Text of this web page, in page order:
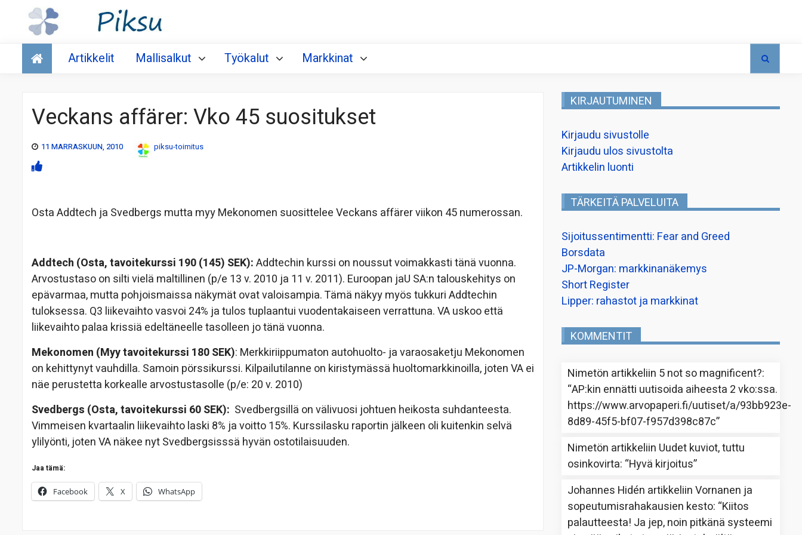
Talous
Artikkelit Mallisalkut Työkalut Markkinat
Veckans affärer: Vko 45 suositukset
11 MARRASKUUN, 2010 piksu-toimitus
Osta Addtech ja Svedbergs mutta myy Mekonomen suosittelee Veckans affärer viikon 45 numerossan.
Addtech (Osta, tavoitekurssi 190 (145) SEK):Addtechin kurssi on noussut voimakkasti tänä vuonna.
Arvostustaso on silti vielä maltillinen (p/e 13 v. 2010 ja 11 v. 2011). Euroopan jaU SA:n talouskehitys on
epävarmaa, mutta pohjoismaissa näkymät ovat valoisampia. Tämä näkyy myös tukkuri Addtechin
tuloksessa. Q3 liikevaihto vasvoi 24% ja tulos tuplaantui vuodentakaiseen verrattuna. VA uskoo että
liikevaihto palaa krissiä edeltäneelle tasolleen jo tänä vuonna.
Mekonomen (Myy tavoitekurssi 180 SEK): Merkkiriippumaton autohuolto- ja varaosaketju Mekonomen
on kehittynyt vauhdilla. Samoin pörssikurssi. Kilpailutilanne on kiristymässä huoltomarkkinoilla, joten VA ei
näe perustetta korkealle arvostustasolle (p/e: 20 v. 2010)
Svedbergs (Osta, tavoitekurssi 60 SEK): Svedbergsillä on välivuosi johtuen heikosta suhdanteesta.
Vimmeisen kvartaalin liikevaihto laski 8% ja voitto 15%. Kurssilasku raportin jälkeen oli kuitenkin selvä
ylilyönti, joten VA näkee nyt Svedbergsisssä hyvän ostotilaisuuden.
Jaa tämä:
Facebook X WhatsApp
KIRJAUTUMINEN
Kirjaudu sivustolle
Kirjaudu ulos sivustolta
Artikkelin luonti
TÄRKEITÄ PALVELUITA
Sijoitussentimentti: Fear and Greed
Borsdata
JP-Morgan: markkinanäkemys
Short Register
Lipper: rahastot ja markkinat
KOMMENTIT
Nimetön artikkeliin 5 not so magnificent?:
“AP:kin ennätti uutisoida aiheesta 2 vko:ssa.
https://www.arvopaperi.fi/uutiset/a/93bb923e-
8d89-45f5-bf07-f957d398c87c”
Nimetön artikkeliin Uudet kuviot, tuttu
osinkovirta: “Hyvä kirjoitus”
Johannes Hidén artikkeliinVornanen ja
sopeutumisrahakausien kesto: “Kiitos
palautteesta! Ja jep, noin pitkänä systeemi